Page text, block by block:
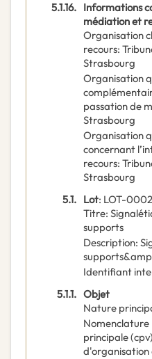
5.1.16. Informations
médiation et
Organisation
recours:
Strasbourg
Organisation
passation de
Strasbourg
Organisation
concernant
recours:
Strasbourg
5.1. Lot: LOT-0002
Titre:
supports
Description:
Identifiant
5.1.1. Objet
Nature
Nomenclature
principale(cpv
d'organisation